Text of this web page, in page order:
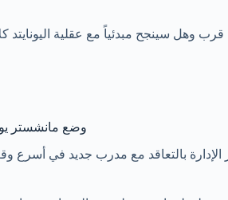
سينجح مبدئياً مع عقلية اليونايتد
وضع مانشستر
بالتعاقد مع مدرب جديد في أسرع